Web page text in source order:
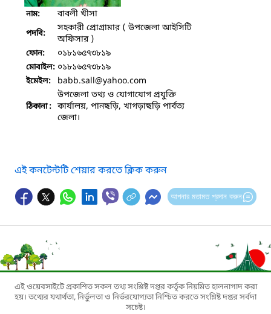
নাম: বাবলী খীসা
পদবি:
সহকারী প্রোগ্রামার ( উপজেলা আইসিটি
অফিসার )
ফোন: ০১৮১৬৫৭৩৮১৯
মোবাইল: ০১৮১৬৫৭৩৮১৯
ইমেইল: babb.sall@yahoo.com
ঠিকানা :
উপজেলা তথ্য ও যোগাযোগ প্রযুক্তি
কার্যালয়, পানছড়ি, খাগড়াছড়ি পার্বত্য
জেলা।
এই কনটেন্টটি শেয়ার করতে ক্লিক করুন
আপনার মতামত প্রদান করুন
এই ওয়েবসাইটে প্রকাশিত সকল তথ্য সংশ্লিষ্ট দপ্তর কর্তৃক নিয়মিত হালনাগাদ করা
হয়। তথ্যের যথার্থতা, নির্ভুলতা ও নির্ভরযোগ্যতা নিশ্চিত করতে সংশ্লিষ্ট দপ্তর সর্বদা
সচেষ্ট।